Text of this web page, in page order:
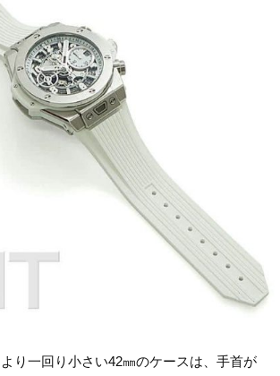
り一回り小さい42㎜のケースは、手首が